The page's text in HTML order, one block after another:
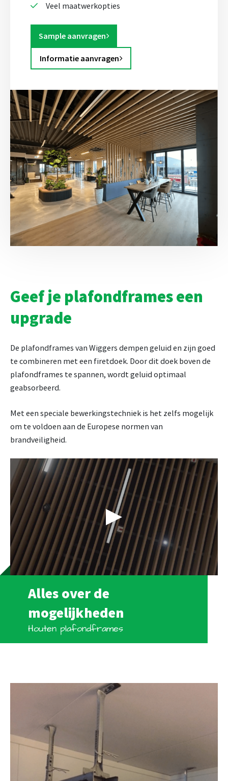
Veel maatwerkopties
Sample aanvragen
Informatie aanvragen
Geef je plafondframes een
upgrade
De plafondframes van Wiggers dempen geluid en zijn goed
te combineren met een firetdoek. Door dit doek boven de
plafondframes te spannen, wordt geluid optimaal
geabsorbeerd.
Met een speciale bewerkingstechniek is het zelfs mogelijk
om te voldoen aan de Europese normen van
brandveiligheid.
Alles over de
mogelijkheden
Houten plafondframes